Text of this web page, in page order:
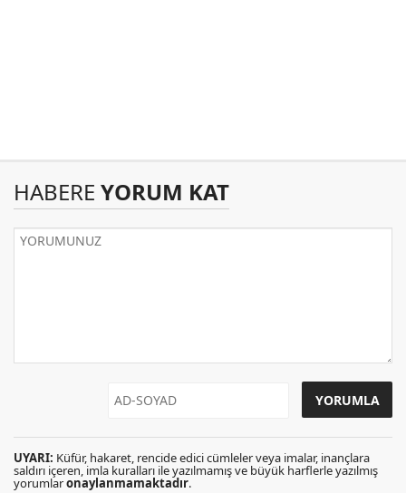
HABERE YORUM KAT
UYARI: Küfür, hakaret, rencide edici cümleler veya imalar, inançlara
saldırı içeren, imla kuralları ile yazılmamış ve büyük harflerle yazılmış
yorumlaronaylanmamaktadır.